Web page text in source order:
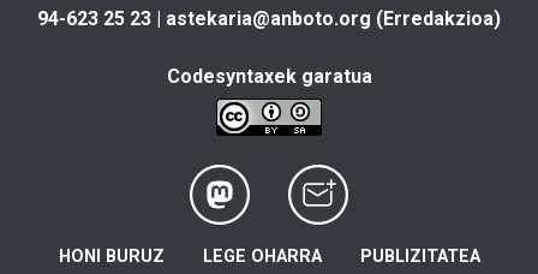
94-623 25 23 | astekaria@anboto.org (Erredakzioa)
Codesyntaxek garatua
HONI BURUZ LEGE OHARRA PUBLIZITATEA